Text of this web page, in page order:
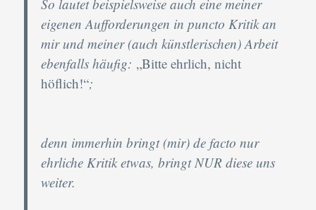
So lautet beispielsweise auch eine meiner
eigenen Aufforderungen in puncto Kritik an
mir und meiner (auch künstlerischen) Arbeit
ebenfalls häufig: „Bitte ehrlich, nicht
höflich!“;
denn immerhin bringt (mir) de facto nur
ehrliche Kritik etwas, bringt NUR diese uns
weiter.